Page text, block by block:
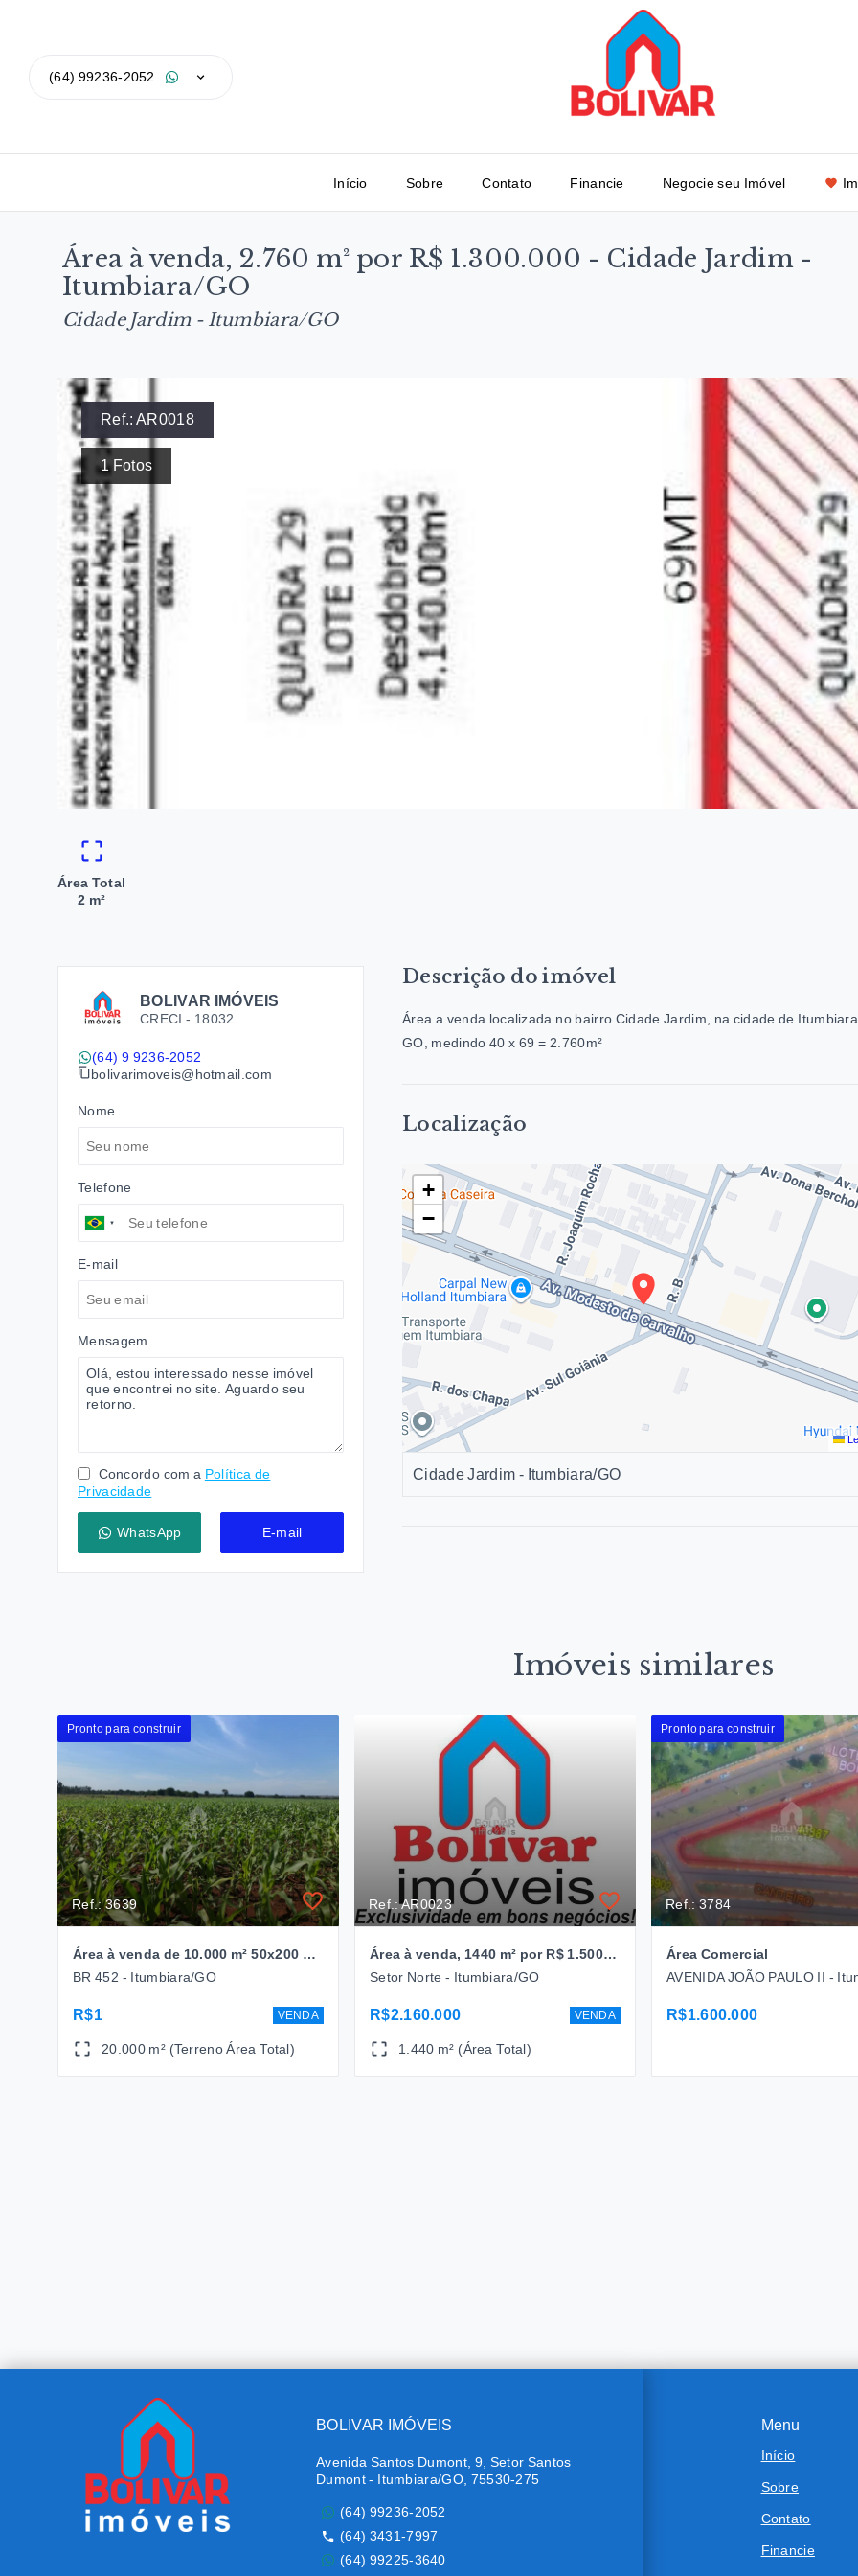
(64) 99236-2052
Início Sobre Contato Financie Negocie seu Imóvel
Área à venda, 2.760 m² por R$ 1.300.000 - Cidade Jardim -
Itumbiara/GO
Cidade Jardim - Itumbiara/GO
Ref.:AR0018
1Fotos
Área Total
2 m²
BOLIVAR IMÓVEIS
CRECI - 18032
(64) 9 9236-2052
bolivarimoveis@hotmail.com
Nome
Telefone
E-mail
Mensagem
Concordo com a Política de
Privacidade
WhatsApp E-mail
Descrição do imóvel
Área a venda localizada no bairro Cidade Jardim, na cidade de
GO, medindo 40 x 69 = 2.760m²
Localização
+
−
Cidade Jardim - Itumbiara/GO
Imóveis similares
Pronto para construir
Ref.: 3639
Área à venda de 10.000 m² 50x200 na BR 452 - Itumbiara/GO Valor a consultar
BR 452 - Itumbiara/GO
R$1 VENDA
20.000 m² (Terreno Área Total)
Ref.: AR0023
Área à venda, 1440 m² por R$ 1.500.000 - Av. Modesto de Carvalho - Itumbiara/GO
Setor Norte - Itumbiara/GO
R$2.160.000 VENDA
1.440 m² (Área Total)
Pronto para construir
Ref.: 3784
Área Comercial
R$1.600.000
Menu
Início
Sobre
Contato
Financie
BOLIVAR IMÓVEIS
Avenida Santos Dumont, 9, Setor Santos
Dumont - Itumbiara/GO, 75530-275
(64) 99236-2052
(64) 3431-7997
(64) 99225-3640